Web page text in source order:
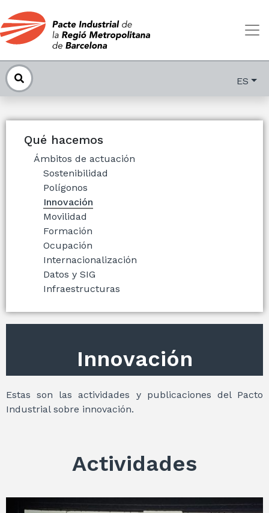
ES
Qué hacemos
Ámbitos de actuación
Sostenibilidad
Polígonos
Innovación
Movilidad
Formación
Ocupación
Internacionalización
Datos y SIG
Infraestructuras
Innovación
Estas son las actividades y publicaciones del Pacto
Industrial sobre innovación.
Actividades